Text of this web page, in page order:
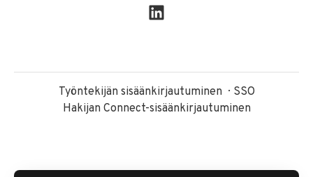
Työntekijän sisäänkirjautuminen
SSO
Hakijan Connect-sisäänkirjautuminen